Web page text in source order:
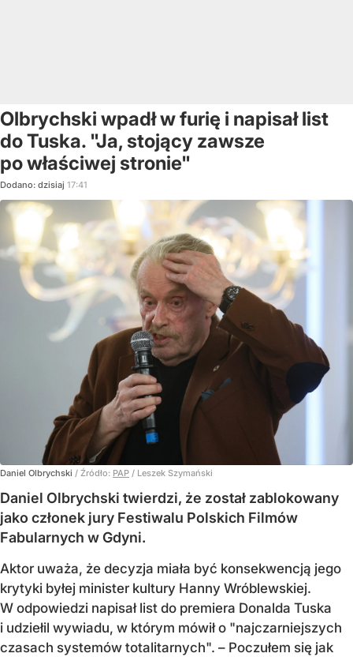
Olbrychski wpadł w furię i napisał list
do Tuska. "Ja, stojący zawsze
po właściwej stronie"
Dodano: dzisiaj 17:41
Daniel Olbrychski / Źródło: PAP / Leszek Szymański
Daniel Olbrychski twierdzi, że został zablokowany
jako członek jury Festiwalu Polskich Filmów
Fabularnych w Gdyni.
Aktor uważa, że decyzja miała być konsekwencją jego
krytyki byłej minister kultury Hanny Wróblewskiej.
W odpowiedzi napisał list do premiera Donalda Tuska
i udziełil wywiadu, w którym mówił o "najczarniejszych
czasach systemów totalitarnych". – Poczułem się jak